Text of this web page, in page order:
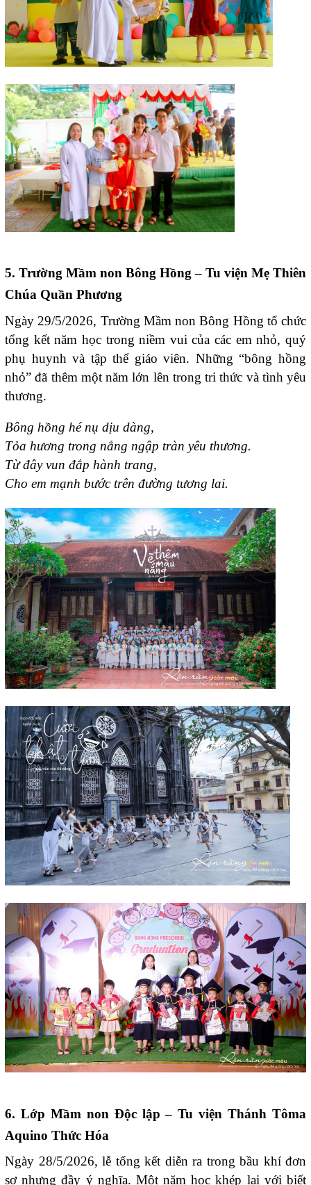
5. Trường Mầm non Bông Hồng – Tu viện Mẹ Thiên
Chúa Quần Phương
Ngày 29/5/2026, Trường Mầm non Bông Hồng tổ chức
tổng kết năm học trong niềm vui của các em nhỏ, quý
phụ huynh và tập thể giáo viên. Những “bông hồng
nhỏ” đã thêm một năm lớn lên trong tri thức và tình yêu
thương.
Bông hồng hé nụ dịu dàng,
Tỏa hương trong nắng ngập tràn yêu thương.
Từ đây vun đắp hành trang,
Cho em mạnh bước trên đường tương lai.
6. Lớp Mầm non Độc lập – Tu viện Thánh Tôma
Aquino Thức Hóa
Ngày 28/5/2026, lễ tổng kết diễn ra trong bầu khí đơn
sơ nhưng đầy ý nghĩa. Một năm học khép lại với biết